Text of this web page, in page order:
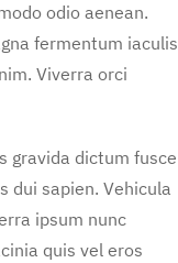
odio aenean.
fermentum iaculis
Viverra orci
gravida dictum fusce
dui sapien. Vehicula
ipsum nunc
quis vel eros